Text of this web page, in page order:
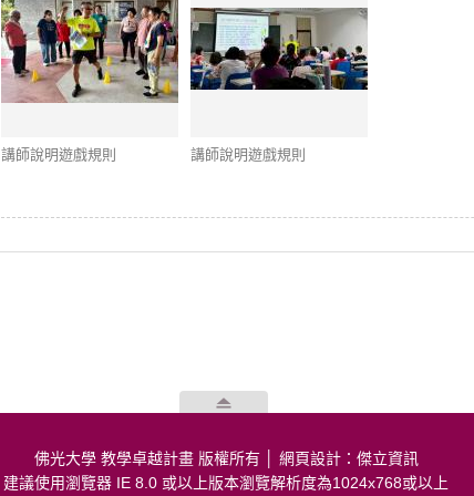
講師說明遊戲規則 講師說明遊戲規則
佛光大學 教學卓越計畫 版權所有 │ 網頁設計：傑立資訊
建議使用瀏覽器 IE 8.0 或以上版本瀏覽解析度為1024x768或以上